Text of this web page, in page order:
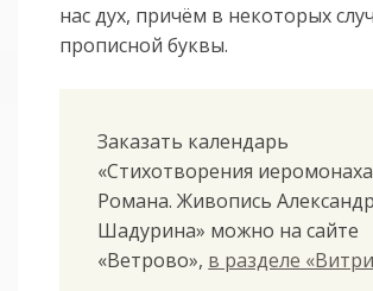
нас дух, причём в некоторых
прописной буквы.
Заказать календарь
«Стихотворения иеромонаха
Романа. Живопись
Шадурина» можно на сайте
«Ветрово», в разделе